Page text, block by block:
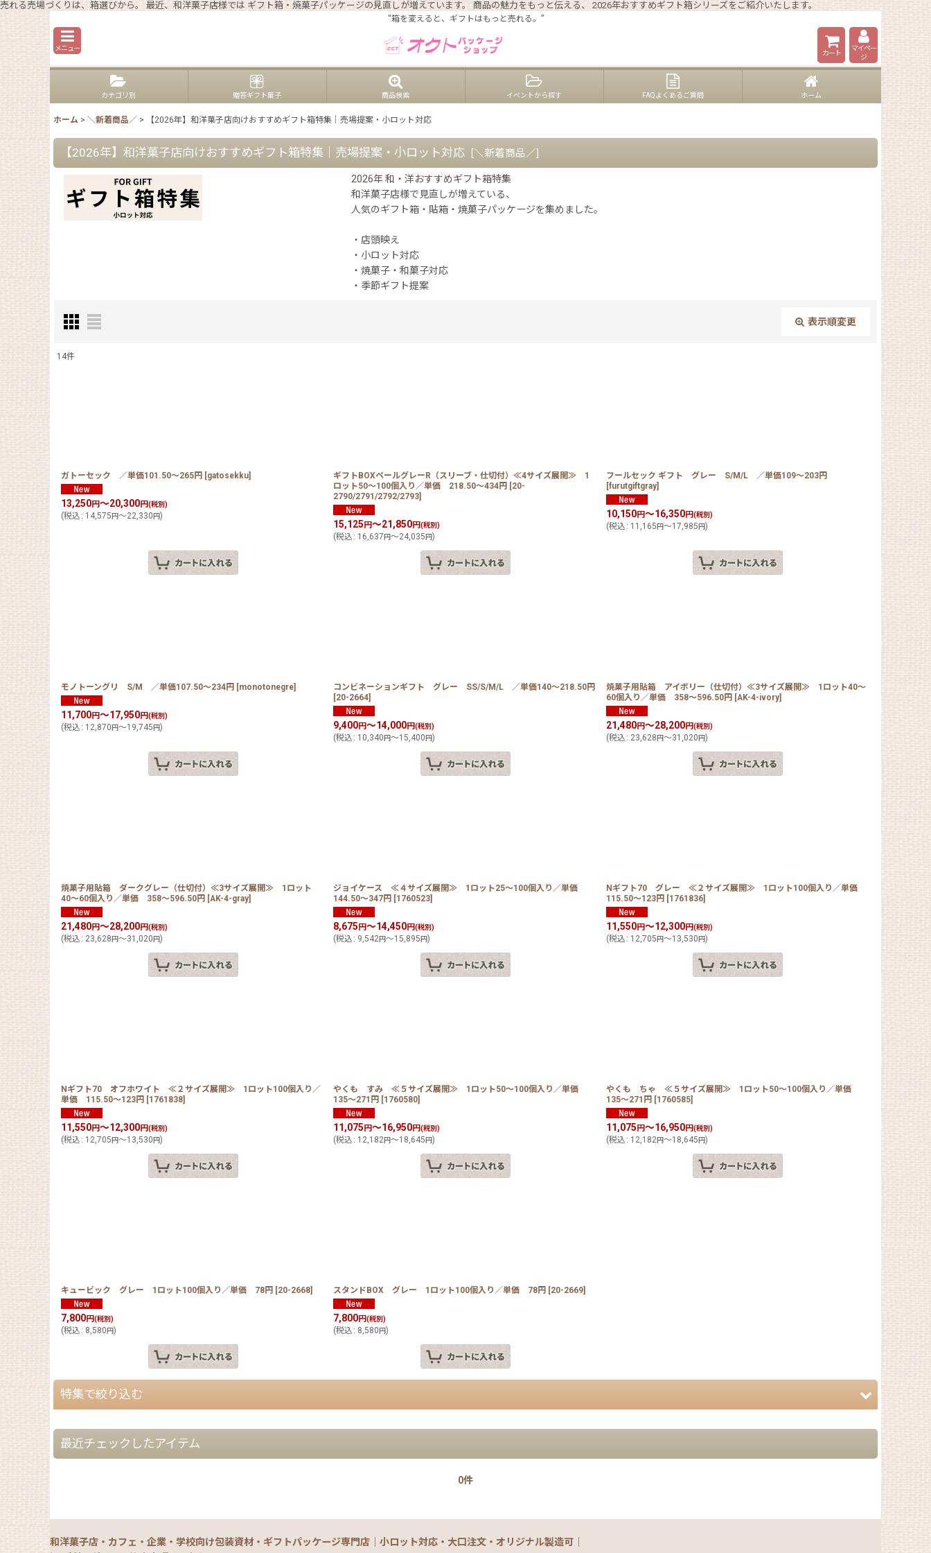
売れる売場づくりは、箱選びから。 最近、和洋菓子店様では ギフト箱・焼菓子パッケージの見直しが増えています。 商品の魅力をもっと伝える、 2026年おすすめギフト箱シリーズをご紹介いたします。
“箱を変えると、ギフトはもっと売れる。”
メニュー
カート
マイペー
ジ
カテゴリ別 贈答ギフト菓子 商品検索 イベントから探す FAQよくあるご質問 ホーム
ホーム > ＼新着商品／ > 【2026年】和洋菓子店向けおすすめギフト箱特集｜売場提案・小ロット対応
【2026年】和洋菓子店向けおすすめギフト箱特集｜売場提案・小ロット対応 [＼新着商品／]
2026年 和・洋おすすめギフト箱特集
和洋菓子店様で見直しが増えている、
人気のギフト箱・貼箱・焼菓子パッケージを集めました。
・店頭映え
・小ロット対応
・焼菓子・和菓子対応
・季節ギフト提案
表示順変更
絞り込む
14件
ガトーセック ／単価101.50〜265円 [gatosekku]
13,250円～20,300円(税別)
(税込 : 14,575 円～22,330 円)
ギフトBOXペールグレーR（スリーブ・仕切付）≪4サイズ展開≫ 1
ロット50〜100個入り／単価 218.50〜434円 [20-
2790/2791/2792/2793]
15,125 円～21,850円(税別)
(税込 : 16,637円～24,035円)
フールセック ギフト グレー S/M/L ／単価109〜203円
[furutgiftgray]
10,150円～16,350円(税別)
(税込 : 11,165 円～17,985 円)
モノトーングリ S/M ／単価107.50〜234円 [monotonegre]
11,700円～17,950円(税別)
(税込 : 12,870 円～19,745 円)
コンビネーションギフト グレー SS/S/M/L ／単価140〜218.50円
[20-2664]
9,400円～14,000円(税別)
(税込 : 10,340円～15,400円)
焼菓子用貼箱 アイボリー（仕切付）≪3サイズ展開≫ 1ロット40〜
60個入り／単価 358〜596.50円 [AK-4-ivory]
21,480円～28,200円(税別)
(税込 : 23,628 円～31,020 円)
焼菓子用貼箱 ダークグレー（仕切付）≪3サイズ展開≫ 1ロット
40〜60個入り／単価 358〜596.50円 [AK-4-gray]
21,480円～28,200円(税別)
(税込 : 23,628 円～31,020 円)
ジョイケース ≪４サイズ展開≫ 1ロット25〜100個入り／単価
144.50〜347円 [1760523]
8,675 円～14,450円(税別)
(税込 : 9,542円～15,895円)
Nギフト70 グレー ≪２サイズ展開≫ 1ロット100個入り／単価
115.50〜123円 [1761836]
11,550円～12,300円(税別)
(税込 : 12,705 円～13,530 円)
Nギフト70 オフホワイト ≪２サイズ展開≫ 1ロット100個入り／
単価 115.50〜123円 [1761838]
11,550円～12,300円(税別)
(税込 : 12,705 円～13,530 円)
やくも すみ ≪５サイズ展開≫ 1ロット50〜100個入り／単価
135〜271円 [1760580]
11,075 円～16,950円(税別)
(税込 : 12,182円～18,645円)
やくも ちゃ ≪５サイズ展開≫ 1ロット50〜100個入り／単価
135〜271円 [1760585]
11,075 円～16,950円(税別)
(税込 : 12,182 円～18,645 円)
キュービック グレー 1ロット100個入り／単価 78円 [20-2668]
7,800円(税別)
(税込 : 8,580 円)
スタンドBOX グレー 1ロット100個入り／単価 78円 [20-2669]
7,800円(税別)
(税込 : 8,580円)
特集で絞り込む
【夏】さわやかパッケージ
【銘菓撰29・秋冬】菓子単品・プチギフト
最近チェックしたアイテム
0件
和洋菓子店・カフェ・企業・学校向け包装資材・ギフトパッケージ専門店｜小ロット対応・大口注文・オリジナル製造可｜